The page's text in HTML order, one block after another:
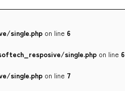
single.php on line 6
single.php on line 6
single.php on line 7